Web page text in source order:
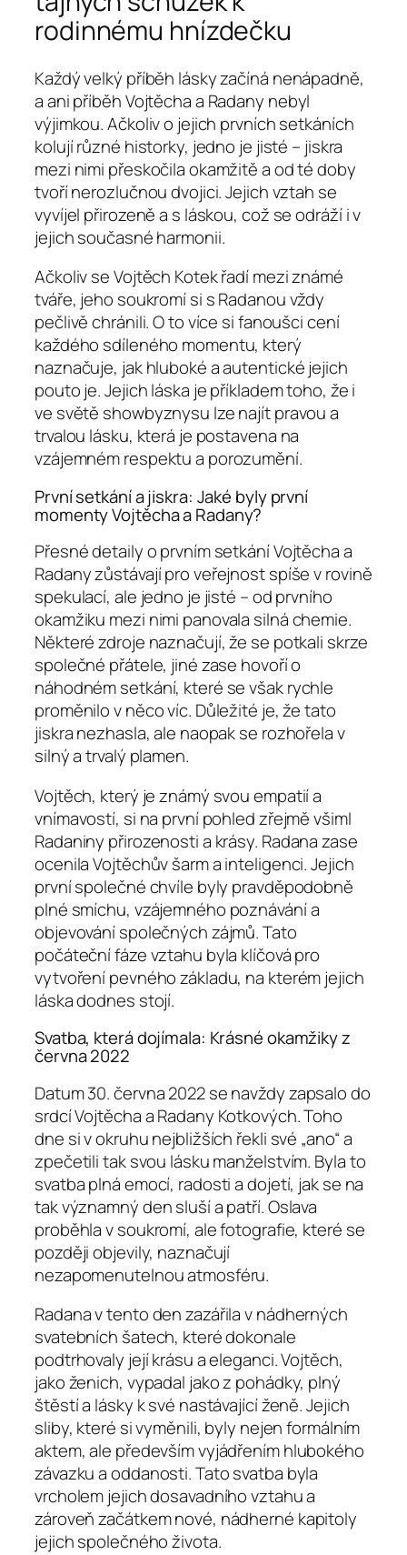
rodinnému hnízdečku
Každý velký příběh lásky začíná nenápadně,
a ani příběh Vojtěcha a Radany nebyl
výjimkou. Ačkoliv o jejich prvních setkáních
kolují různé historky, jedno je jisté – jiskra
mezi nimi přeskočila okamžitě a od té doby
tvoří nerozlučnou dvojici. Jejich vztah se
vyvíjel přirozeně a s láskou, což se odráží i v
jejich současné harmonii.
Ačkoliv se Vojtěch Kotek řadí mezi známé
tváře, jeho soukromí si s Radanou vždy
pečlivě chránili. O to více si fanoušci cení
každého sdíleného momentu, který
naznačuje, jak hluboké a autentické jejich
pouto je. Jejich láska je příkladem toho, že i
ve světě showbyznysu lze najít pravou a
trvalou lásku, která je postavena na
vzájemném respektu a porozumění.
První setkání a jiskra: Jaké byly první
momenty Vojtěcha a Radany?
Přesné detaily o prvním setkání Vojtěcha a
Radany zůstávají pro veřejnost spíše v rovině
spekulací, ale jedno je jisté – od prvního
okamžiku mezi nimi panovala silná chemie.
Některé zdroje naznačují, že se potkali skrze
společné přátele, jiné zase hovoří o
náhodném setkání, které se však rychle
proměnilo v něco víc. Důležité je, že tato
jiskra nezhasla, ale naopak se rozhořela v
silný a trvalý plamen.
Vojtěch, který je známý svou empatií a
vnímavostí, si na první pohled zřejmě všiml
Radaniny přirozenosti a krásy. Radana zase
ocenila Vojtěchův šarm a inteligenci. Jejich
první společné chvíle byly pravděpodobně
plné smíchu, vzájemného poznávání a
objevování společných zájmů. Tato
počáteční fáze vztahu byla klíčová pro
vytvoření pevného základu, na kterém jejich
láska dodnes stojí.
Svatba, která dojímala: Krásné okamžiky z
června 2022
Datum 30. června 2022 se navždy zapsalo do
srdcí Vojtěcha a Radany Kotkových. Toho
dne si v okruhu nejbližších řekli své „ano“ a
zpečetili tak svou lásku manželstvím. Byla to
svatba plná emocí, radosti a dojetí, jak se na
tak významný den sluší a patří. Oslava
proběhla v soukromí, ale fotografie, které se
později objevily, naznačují
nezapomenutelnou atmosféru.
Radana v tento den zazářila v nádherných
svatebních šatech, které dokonale
podtrhovaly její krásu a eleganci. Vojtěch,
jako ženich, vypadal jako z pohádky, plný
štěstí a lásky k své nastávající ženě. Jejich
sliby, které si vyměnili, byly nejen formálním
aktem, ale především vyjádřením hlubokého
závazku a oddanosti. Tato svatba byla
vrcholem jejich dosavadního vztahu a
zároveň začátkem nové, nádherné kapitoly
jejich společného života.